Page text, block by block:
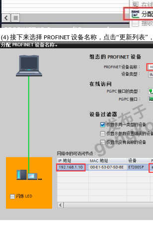
(4) 接下来选择 PROFINET 设备名称，点击“更新列表”